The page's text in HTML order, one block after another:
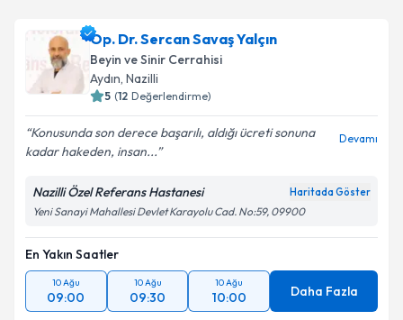
Op. Dr. Sercan Savaş Yalçın
Beyin ve Sinir Cerrahisi
Aydın, Nazilli
5 (12 Değerlendirme)
Konusunda son derece başarılı, aldığı ücreti sonuna
kadar hakeden, insan...
Devamı
Nazilli Özel Referans Hastanesi Haritada Göster
Yeni Sanayi Mahallesi Devlet Karayolu Cad. No:59, 09900
En Yakın Saatler
10 Ağu
09:00
10 Ağu
09:30
10 Ağu
10:00 Daha Fazla